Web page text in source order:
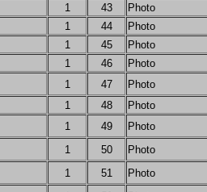
1 43
Photo
1 44
Photo
1 45
Photo
1 46
Photo
1 47
Photo
1 48
Photo
1 49
Photo
1 50
Photo
1 51
Photo